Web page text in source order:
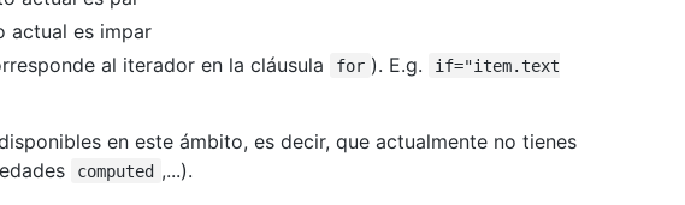
actual es impar
al iterador en la cláusula for ). E.g.
if="item.text
en este ámbito, es decir, que actualmente no tienes
computed ,...).